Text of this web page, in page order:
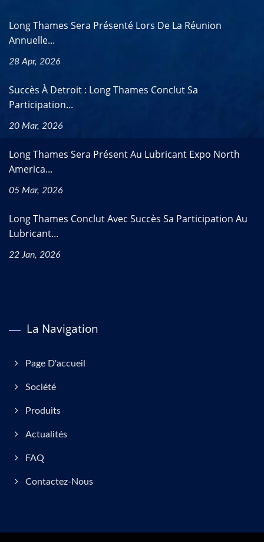
Long Thames Sera Présenté Lors De La Réunion
Annuelle...
28 Apr, 2026
Succès À Detroit : Long Thames Conclut Sa
Participation...
20 Mar, 2026
Long Thames Sera Présent Au Lubricant Expo North
America...
05 Mar, 2026
Long Thames Conclut Avec Succès Sa Participation Au
Lubricant...
22 Jan, 2026
La Navigation
Page D'accueil
Société
Produits
Actualités
FAQ
Contactez-Nous